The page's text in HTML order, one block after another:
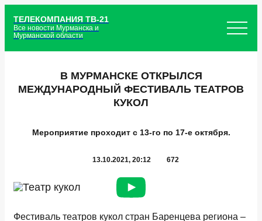
ТЕЛЕКОМПАНИЯ ТВ-21
Все новости Мурманска и
Мурманской области
В МУРМАНСКЕ ОТКРЫЛСЯ
МЕЖДУНАРОДНЫЙ ФЕСТИВАЛЬ ТЕАТРОВ
КУКОЛ
Мероприятие проходит с 13-го по 17-е октября.
13.10.2021, 20:12 672
Фестиваль театров кукол стран Баренцева региона –